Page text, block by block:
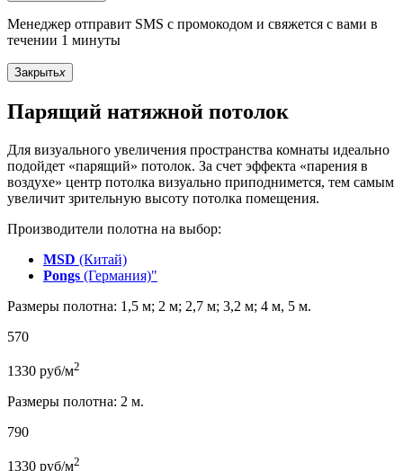
Менеджер отправит SMS с промокодом и свяжется с вами в
течении 1 минуты
Закрытьx
Парящий натяжной потолок
Для визуального увеличения пространства комнаты идеально
подойдет «парящий» потолок. За счет эффекта «парения в
воздухе» центр потолка визуально приподнимется, тем самым
увеличит зрительную высоту потолка помещения.
Производители полотна на выбор:
MSD (Китай)
Pongs (Германия)"
Размеры полотна: 1,5 м; 2 м; 2,7 м; 3,2 м; 4 м, 5 м.
570
1330 руб/м2
Размеры полотна: 2 м.
790
1330 руб/м2